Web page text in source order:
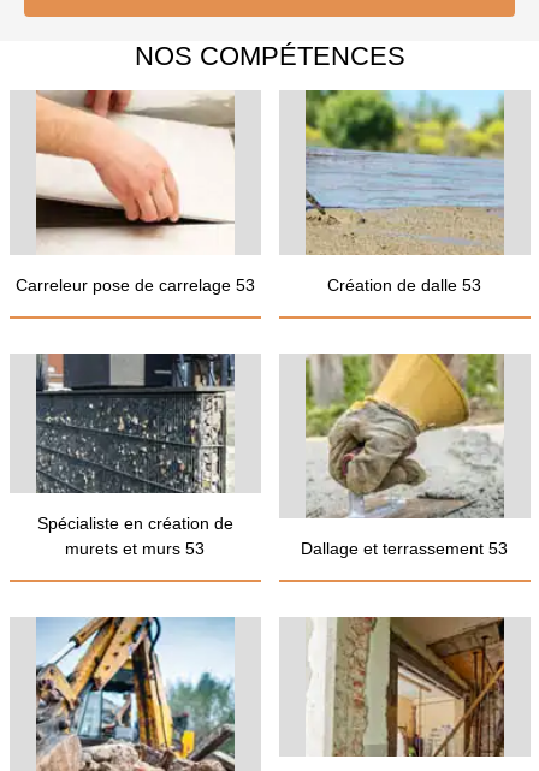
NOS COMPÉTENCES
Carreleur pose de carrelage 53 Création de dalle 53
Spécialiste en création de
murets et murs 53
Dallage et terrassement 53